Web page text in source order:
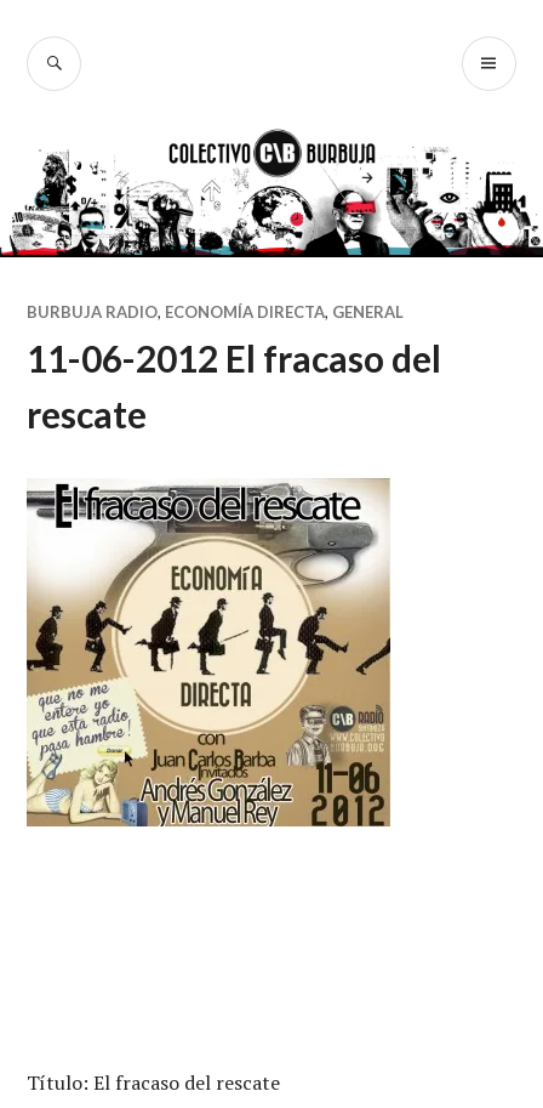
contenido
BUSCAR
BURBUJA RADIO, ECONOMÍA DIRECTA, GENERAL
11-06-2012 El fracaso del
rescate
Título: El fracaso del rescate